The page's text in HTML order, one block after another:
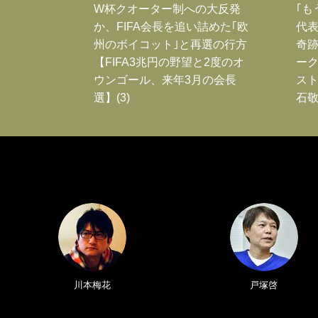
W杯クオーター制への大反発
か、FIFA会長を追い詰めた｢欧
州のボイコット｣と再選の行方
【FIFA3兆円の野望と2度のオ
ウンゴール、来年3月の会長
選】(3)
｢も
代
奇
ー
ス
石
川本梅花 戸塚啓